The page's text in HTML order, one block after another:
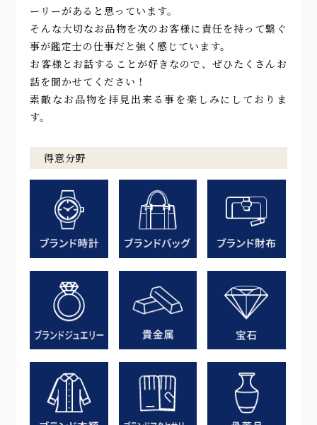
ーリーがあると思っています。
そんな大切なお品物を次のお客様に責任を持って繋ぐ
事が鑑定士の仕事だと強く感じています。
お客様とお話することが好きなので、ぜひたくさんお
話を聞かせてください！
素敵なお品物を拝見出来る事を楽しみにしておりま
す。
得意分野